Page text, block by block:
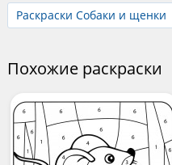
Раскраски Собаки и щенки
Похожие раскраски